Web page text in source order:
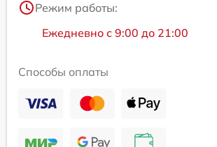
Режим работы:
Ежедневно с 9:00 до 21:00
Способы оплаты